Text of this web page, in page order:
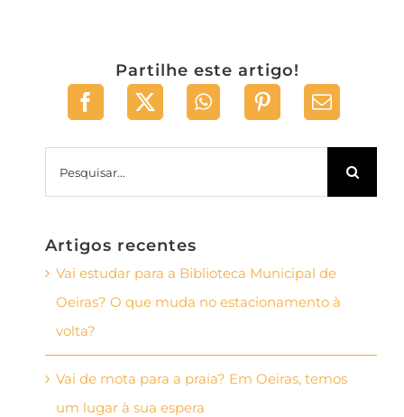
Partilhe este artigo!
Artigos recentes
Vai estudar para a Biblioteca Municipal de
Oeiras? O que muda no estacionamento à
volta?
Vai de mota para a praia? Em Oeiras, temos
um lugar à sua espera